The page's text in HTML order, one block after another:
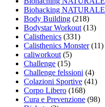
Biohacking NATURALE
Body Building (218)
Bodystar Workout(13)
Calisthenics (331)
Calisthenics Monster(11)
caliworkout(5)
Challenge (15)
Challenge felssioni (4)
Colazioni Sportive (41)
Corpo Libero (168)
Cura e Prevenzione (98)